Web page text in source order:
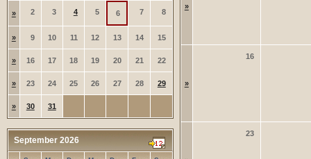
» 2 3 4 5 6 7 8
» 9 10 11 12 13 14 15
» 16 17 18 19 20 21 22
» 23 24 25 26 27 28 29
» 30 31
September 2026
»
»
16
23